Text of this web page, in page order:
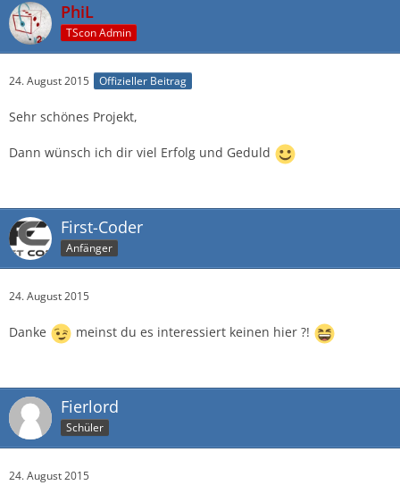
PhiL
TScon Admin
24. August 2015 Offizieller Beitrag
Sehr schönes Projekt,
Dann wünsch ich dir viel Erfolg und Geduld
First-Coder
Anfänger
24. August 2015
Danke meinst du es interessiert keinen hier ?!
Fierlord
Schüler
24. August 2015